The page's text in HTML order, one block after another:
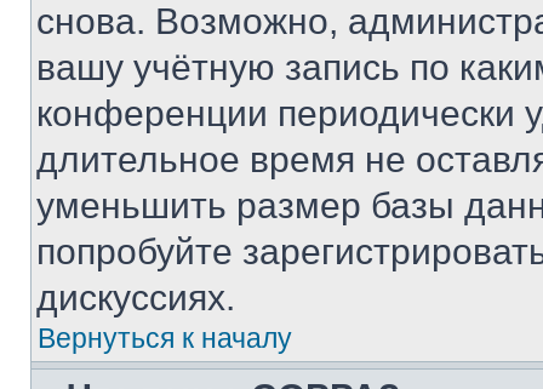
снова. Возможно,
вашу учётную запись по
конференции периодически
длительное время не
уменьшить размер базы
попробуйте
дискуссиях.
Вернуться к началу